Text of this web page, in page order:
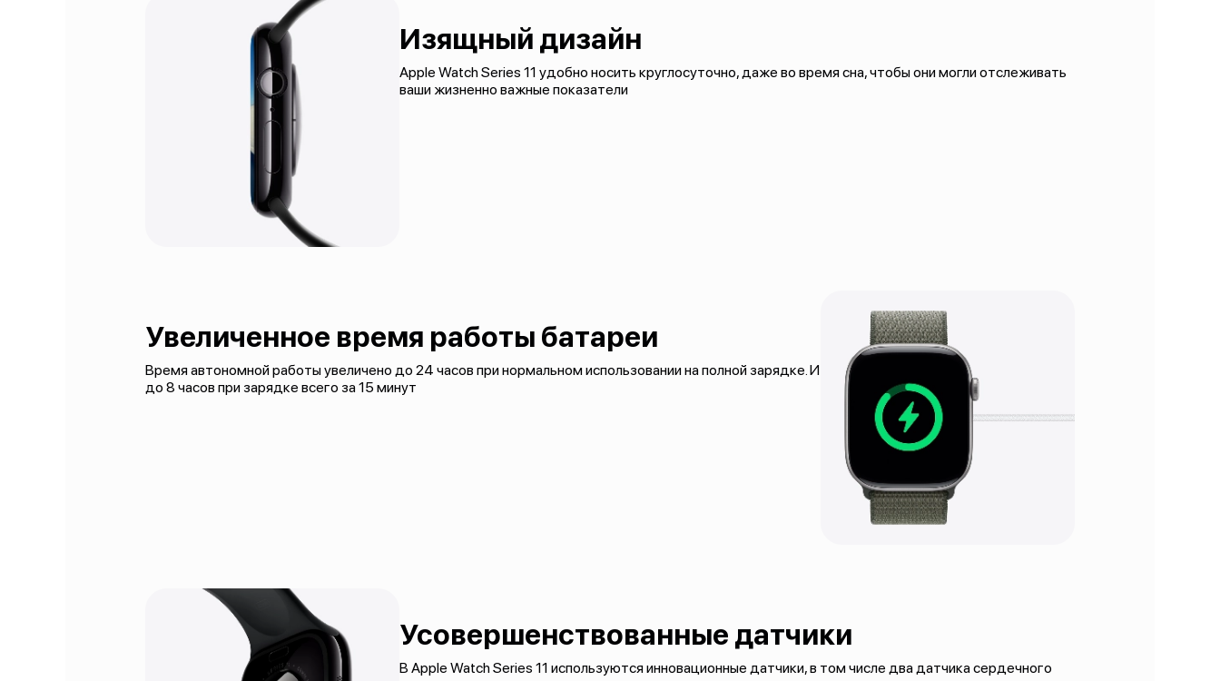
Изящный дизайн
Apple Watch Series 11 удобно носить круглосуточно, даже во время сна, чтобы они могли отслеживать
ваши жизненно важные показатели
Увеличенное время работы батареи
Время автономной работы увеличено до 24 часов при нормальном использовании на полной зарядке. И
до 8 часов при зарядке всего за 15 минут
Усовершенствованные датчики
В Apple Watch Series 11 используются инновационные датчики, в том числе два датчика сердечного